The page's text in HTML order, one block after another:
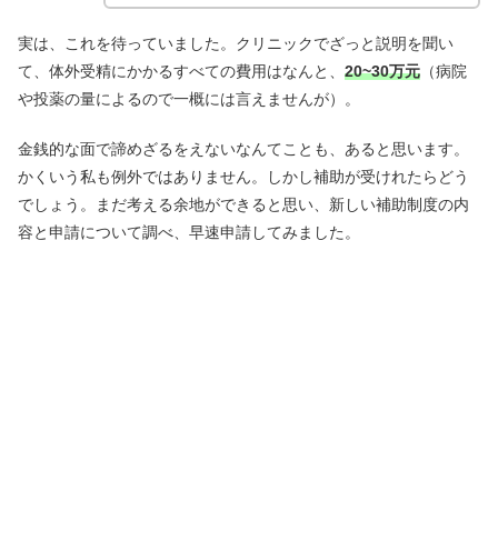
実は、これを待っていました。クリニックでざっと説明を聞い
て、体外受精にかかるすべての費用はなんと、 20~30万元 （病院
や投薬の量によるので一概には言えませんが）。
金銭的な面で諦めざるをえないなんてことも、あると思います。
かくいう私も例外ではありません。しかし補助が受けれたらどう
でしょう。まだ考える余地ができると思い、新しい補助制度の内
容と申請について調べ、早速申請してみました。